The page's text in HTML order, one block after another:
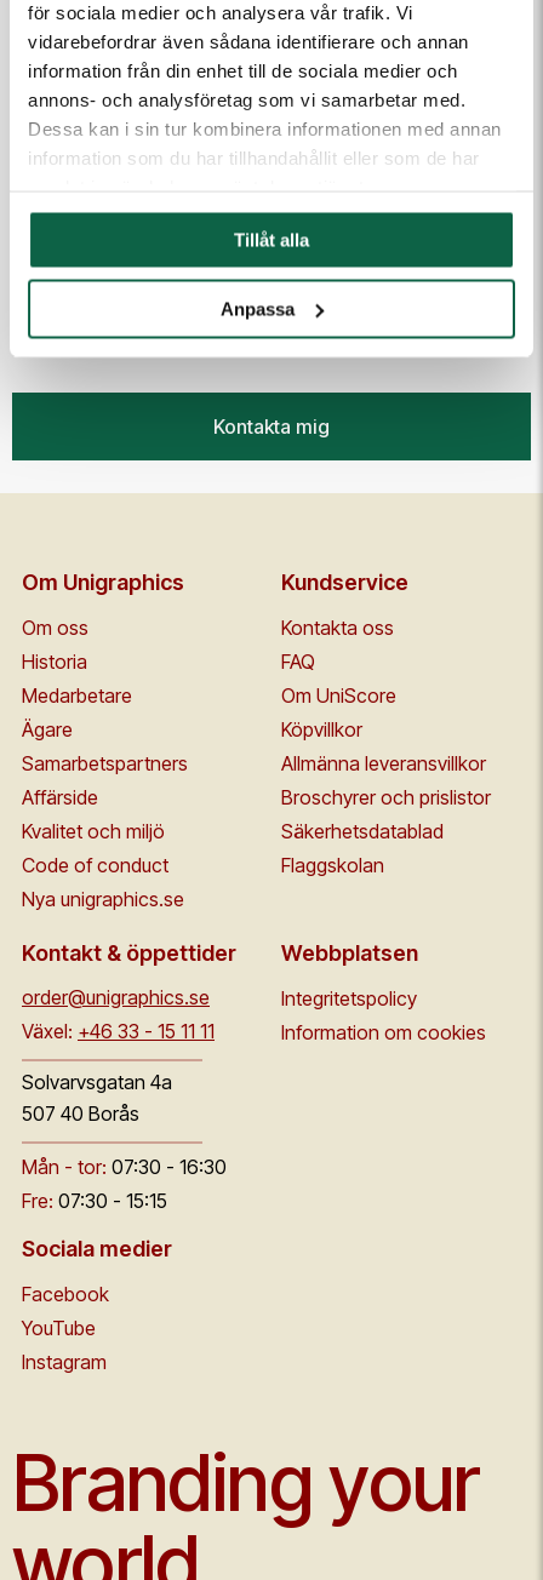
för sociala medier och analysera vår trafik. Vi
vidarebefordrar även sådana identifierare och annan
information från din enhet till de sociala medier och
annons- och analysföretag som vi samarbetar med.
Dessa kan i sin tur kombinera informationen med annan
information som du har tillhandahållit eller som de har
Tillåt alla
Anpassa
Meddelande till kundtjänst
(Fyll i email först) Dra och släpp eller klicka för att ladda
upp filer
Kontakta mig
Om Unigraphics
Om oss
Historia
Medarbetare
Ägare
Samarbetspartners
Affärside
Kvalitet och miljö
Code of conduct
Nya unigraphics.se
Kundservice
Kontakta oss
FAQ
Om UniScore
Köpvillkor
Allmänna leveransvillkor
Broschyrer och prislistor
Säkerhetsdatablad
Flaggskolan
Kontakt & öppettider
order@unigraphics.se
Växel: +46 33 - 15 11 11
Solvarvsgatan 4a
507 40 Borås
Mån - tor: 07:30 - 16:30
Fre: 07:30 - 15:15
Webbplatsen
Integritetspolicy
Information om cookies
Sociala medier
Facebook
YouTube
Instagram
Branding your